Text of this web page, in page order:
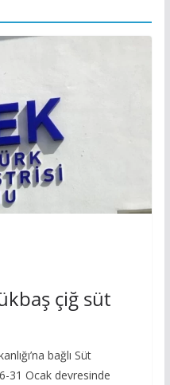
çiğ süt
bağlı Süt
31 Ocak devresinde